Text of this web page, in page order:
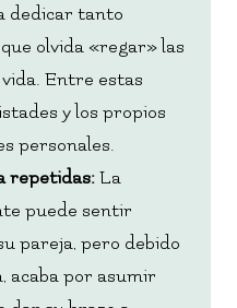
dedicar tanto
olvida «regar» las
Entre estas
y los propios
personales.
repetidas: La
puede sentir
pareja, pero debido
acaba por asumir